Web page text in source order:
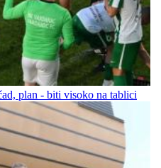
plan - biti visoko na tablici